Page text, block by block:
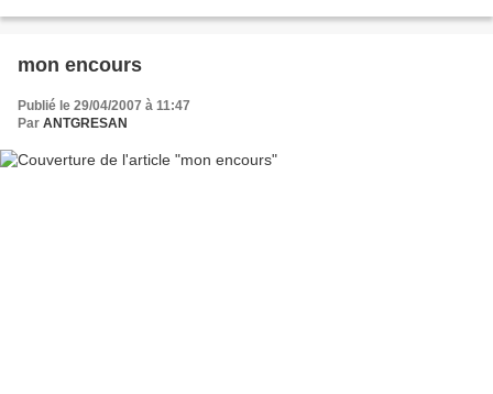
mon encours
Publié le 29/04/2007 à 11:47
Par ANTGRESAN